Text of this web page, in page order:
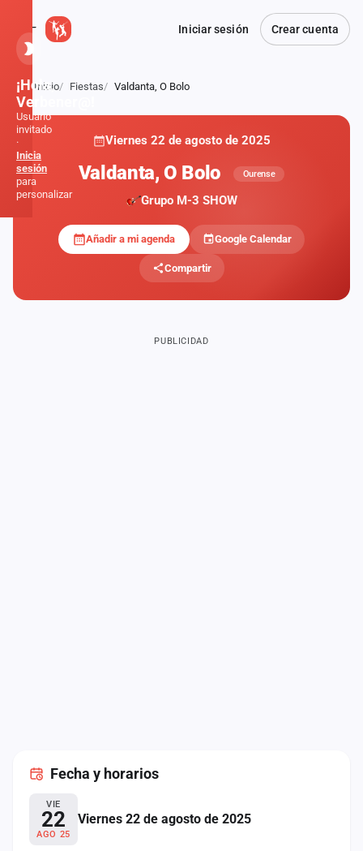
Iniciar sesión Crear cuenta
Atrás
Inicio Fiestas Valdanta, O Bolo
Viernes 22 de agosto de 2025
Valdanta, O Bolo Ourense
Grupo M-3 SHOW
Añadir a mi agenda Google Calendar
Compartir
PUBLICIDAD
Fecha y horarios
VIE
22
AGO 25
Viernes 22 de agosto de 2025
¡Hola,
Verbener@!
Usuario
invitado
·
Inicia
sesión
para
personalizar
Administración
Contacto